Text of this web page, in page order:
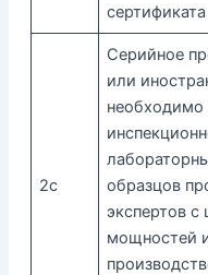
2с
Серийное
или
необходимо
образцов
экспертов с
мощностей